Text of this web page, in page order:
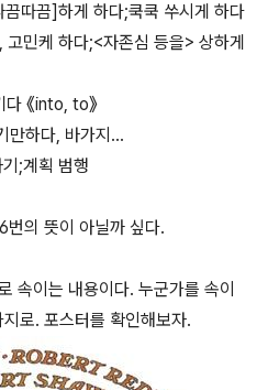
따끔]하게 하다;쿡쿡 쑤시게 하다
고민케 하다;<자존심 등을> 상하게
《into, to》
만하다, 바가지...
기;계획 범행
번의 뜻이 아닐까 싶다.
속이는 내용이다. 누군가를 속이
로. 포스터를 확인해보자.